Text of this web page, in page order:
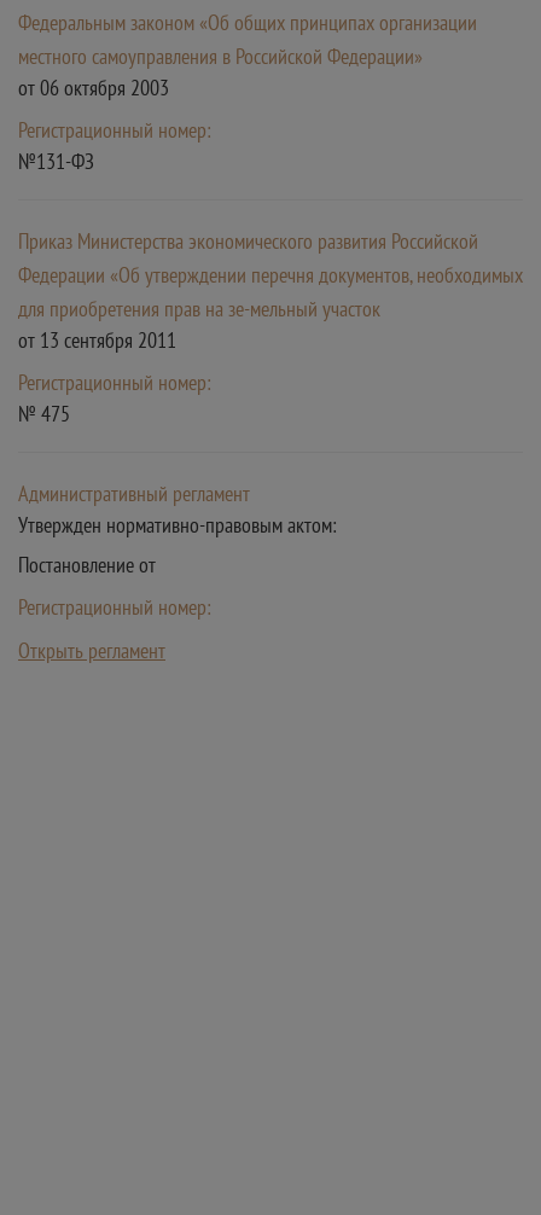
Федеральным законом «Об общих принципах организации
местного самоуправления в Российской Федерации»
от 06 октября 2003
Регистрационный номер:
№131-ФЗ
Приказ Министерства экономического развития Российской
Федерации «Об утверждении перечня документов, необходимых
для приобретения прав на зе-мельный участок
от 13 сентября 2011
Регистрационный номер:
№ 475
Административный регламент
Утвержден нормативно-правовым актом:
Постановление от
Регистрационный номер:
Открыть регламент